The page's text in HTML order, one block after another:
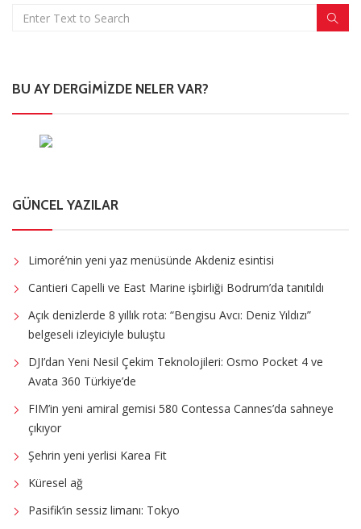
BU AY DERGIMIZDE NELER VAR?
GÜNCEL YAZILAR
Limoré’nin yeni yaz menüsünde Akdeniz esintisi
Cantieri Capelli ve East Marine işbirliği Bodrum’da tanıtıldı
Açık denizlerde 8 yıllık rota: “Bengisu Avcı: Deniz Yıldızı”
belgeseli izleyiciyle buluştu
DJI’dan Yeni Nesil Çekim Teknolojileri: Osmo Pocket 4 ve
Avata 360 Türkiye’de
FIM’in yeni amiral gemisi 580 Contessa Cannes’da sahneye
çıkıyor
Şehrin yeni yerlisi Karea Fit
Küresel ağ
Pasifik’in sessiz limanı: Tokyo